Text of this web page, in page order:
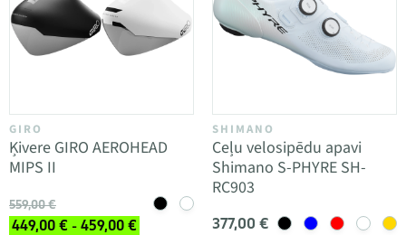
GIRO
Ķivere GIRO AEROHEAD
MIPS II
559,00 €
449,00 € - 459,00 €
SHIMANO
Ceļu velosipēdu apavi
Shimano S-PHYRE SH-
RC903
377,00 €